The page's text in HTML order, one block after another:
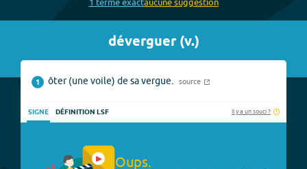
déverguer(v.)
1 ôter (une voile) de sa vergue. source
SIGNE DÉFINITION LSF Il y a un souci ?
Oups.